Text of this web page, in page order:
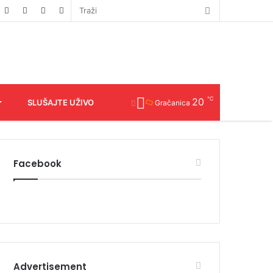
SLUŠAJTE UŽIVO Gračanica 20 ℃
Facebook
Advertisement